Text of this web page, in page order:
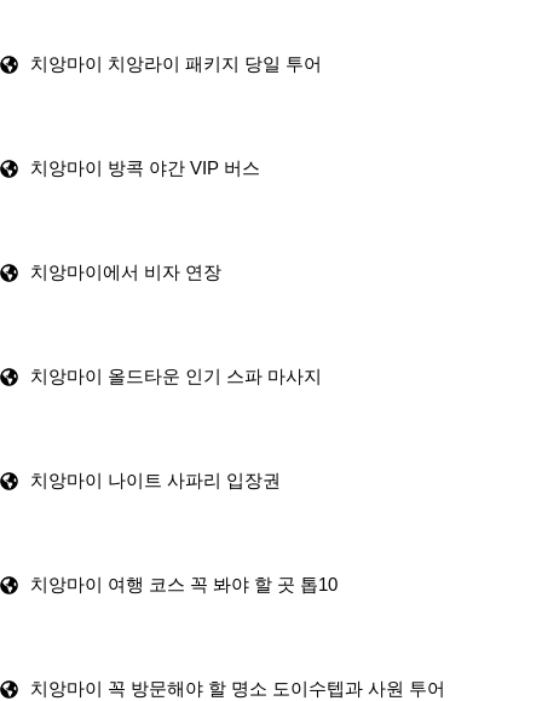
치앙마이 치앙라이 패키지 당일 투어
치앙마이 방콕 야간 VIP 버스
치앙마이에서 비자 연장
치앙마이 올드타운 인기 스파 마사지
치앙마이 나이트 사파리 입장권
치앙마이 여행 코스 꼭 봐야 할 곳 톱10
치앙마이 꼭 방문해야 할 명소 도이수텝과 사원 투어